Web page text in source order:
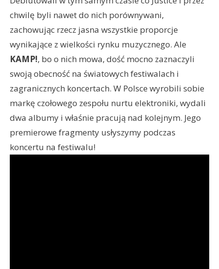
chwilę byli nawet do nich porównywani,
zachowując rzecz jasna wszystkie proporcje
wynikające z wielkości rynku muzycznego. Ale
KAMP!, bo o nich mowa, dość mocno zaznaczyli
swoją obecność na światowych festiwalach i
zagranicznych koncertach. W Polsce wyrobili sobie
markę czołowego zespołu nurtu elektroniki, wydali
dwa albumy i właśnie pracują nad kolejnym. Jego
premierowe fragmenty usłyszymy podczas
koncertu na festiwalu!